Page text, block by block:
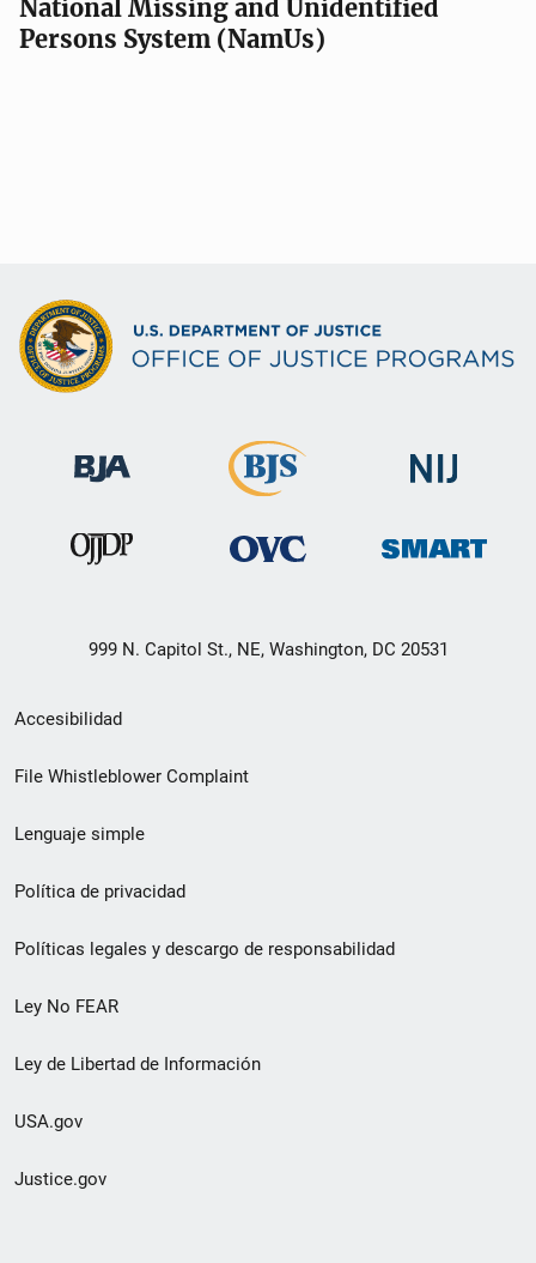
National Missing and Unidentified
Persons System (NamUs)
999 N. Capitol St., NE, Washington, DC 20531
Menú
de
de
pie
de
página
Accesibilidad
File Whistleblower Complaint
Lenguaje simple
Política de privacidad
Políticas legales y descargo de responsabilidad
Ley No FEAR
Ley de Libertad de Información
USA.gov
Justice.gov